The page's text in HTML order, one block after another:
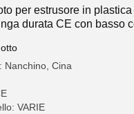
per estrusore in
durata CE con basso
Nanchino, Cina
VARIE